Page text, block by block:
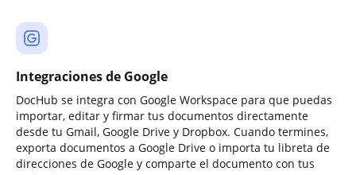
Integraciones de Google
DocHub se integra con Google Workspace para que puedas
importar, editar y firmar tus documentos directamente
desde tu Gmail, Google Drive y Dropbox. Cuando termines,
exporta documentos a Google Drive o importa tu libreta de
direcciones de Google y comparte el documento con tus